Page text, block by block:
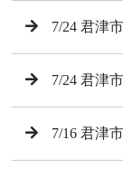
7/24 君津
7/24 君津
7/16 君津